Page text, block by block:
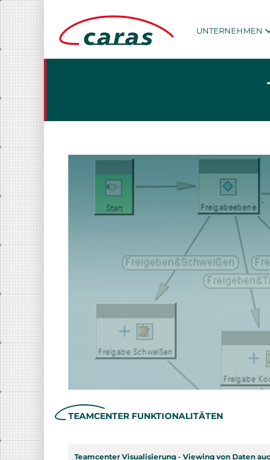
UNTERNEHMEN
TEAMCENTER FUNKTIONALITÄTEN
Teamcenter Visualisierung - Viewing von Daten